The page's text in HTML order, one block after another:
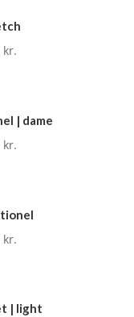
kr.
| dame
kr.
kr.
| light